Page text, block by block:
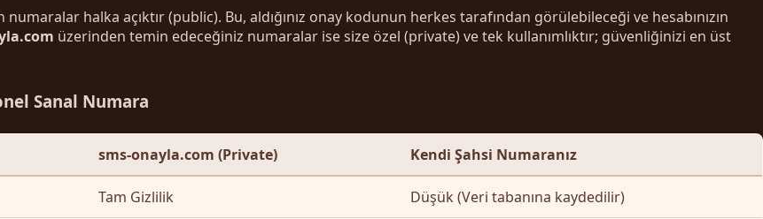
halka açıktır (public). Bu, aldığınız onay kodunun herkes tarafından görülebileceği ve hesabınızın
üzerinden temin edeceğiniz numaralar ise size özel (private) ve tek kullanımlıktır; güvenliğinizi en üst
Sanal Numara
sms-onayla.com (Private) Kendi Şahsi Numaranız
Tam Gizlilik Düşük (Veri tabanına kaydedilir)